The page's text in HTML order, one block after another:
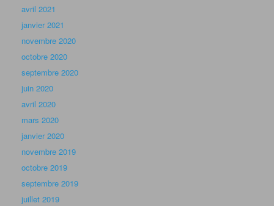
avril 2021
janvier 2021
novembre 2020
octobre 2020
septembre 2020
juin 2020
avril 2020
mars 2020
janvier 2020
novembre 2019
octobre 2019
septembre 2019
juillet 2019